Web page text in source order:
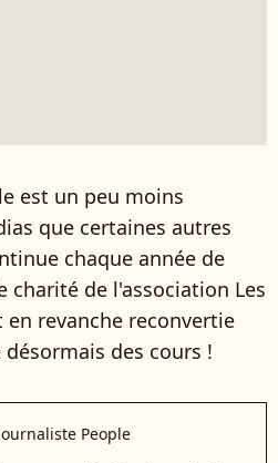
est un peu moins
que certaines autres
chaque année de
charité de l'association Les
en revanche reconvertie
des cours !
People